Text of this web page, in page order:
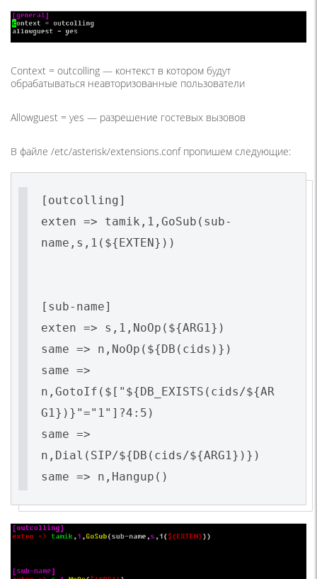
Context = outcolling — контекст в котором будут
обрабатываться неавторизованные пользователи
Allowguest = yes — разрешение гостевых вызовов
В файле /etc/asterisk/extensions.conf пропишем следующие:
[outcolling]
exten => tamik,1,GoSub(sub-
name,s,1(${EXTEN}))
[sub-name]
exten => s,1,NoOp(${ARG1})
same => n,NoOp(${DB(cids)})
same =>
n,GotoIf($["${DB_EXISTS(cids/${AR
G1})}"="1"]?4:5)
same =>
n,Dial(SIP/${DB(cids/${ARG1})})
same => n,Hangup()